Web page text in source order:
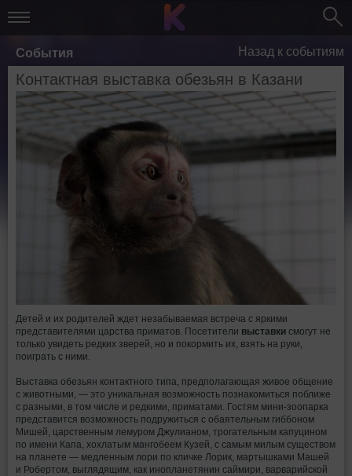
События Назад к событиям
Контактная выставка обезьян в Казани
Детей и их родителей ждет незабываемая встреча с яркими
представителями царства приматов. Посетители выставки смогут не
только увидеть редких зверей, но и покормить их, взять на руки,
поиграть с ними.
Выставка обезьян контактного типа, предполагающая живое общение
с животными, — это уникальная возможность познакомиться поближе
с разными, в том числе и редкими, приматами. Гостям мини-зоопарка
представится возможность подружиться с обаятельным гиббоном
Мишей, царственным лемуром Джулианом, трогательным капуцином
по имени Капа, хохлатым мангобеем Кузей, с самым милым существом
на планете — медленным лори по кличке Лорик, мартышками Машей
и Робертом, выглядящим, как инопланетянин саймири, варварийской